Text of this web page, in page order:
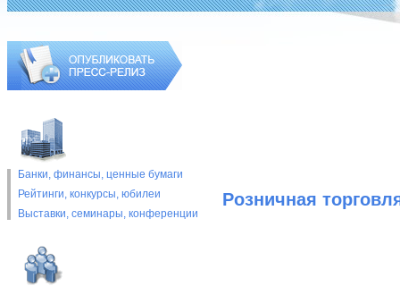
Банки, финансы, ценные бумаги
Рейтинги, конкурсы, юбилеи
Выставки, cеминары, конференции
Розничная